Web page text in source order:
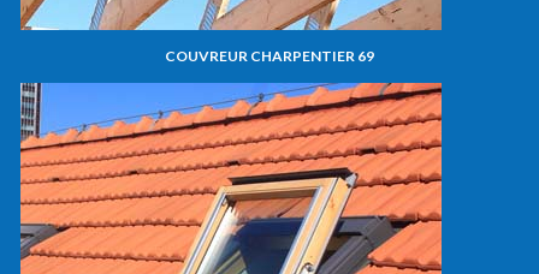
COUVREUR CHARPENTIER 69